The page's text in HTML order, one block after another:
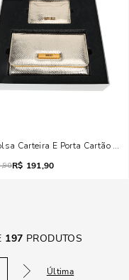
Carteira E Porta Cartão
R$ 191,90
197 PRODUTOS
Última